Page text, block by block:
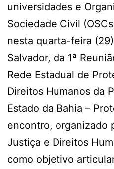
universidades e
Sociedade Civil
nesta quarta-feira
Salvador, da 1ª
Rede Estadual de
Direitos Humanos da
Estado da Bahia –
encontro, organizado
Justiça e Direitos
como objetivo